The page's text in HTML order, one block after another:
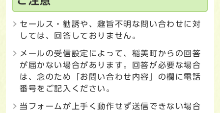
セールス・勧誘や、趣旨不明な問い合わせに対
しては、回答しておりません。
メールの受信設定によって、稲美町からの回答
が届かない場合があります。回答が必要な場合
は、念のため「お問い合わせ内容」の欄に電話
番号をご記入ください。
当フォームが上手く動作せず送信できない場合